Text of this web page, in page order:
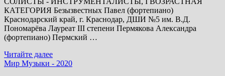
творчество.
КАТЕГОРИЯ Безызвестных Павел (фортепиано)
Краснодарский край, г. Краснодар, ДШИ №5 им. В.Д.
Пономарёва Лауреат III степени Пермякова Александра
(фортепиано) Пермский …
Итоги
VII
Читайте далее
Мир Музыки - 2020